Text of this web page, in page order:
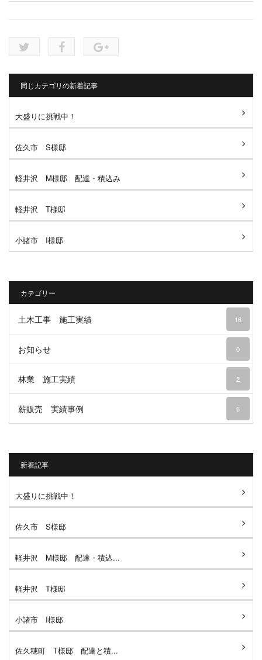
同じカテゴリの新着記事
大盛りに挑戦中！
佐久市 S様邸
軽井沢 M様邸 配達・積込み
軽井沢 T様邸
小諸市 I様邸
カテゴリー
土木工事 施工実績 16
お知らせ 0
林業 施工実績 2
薪販売 実績事例 6
新着記事
大盛りに挑戦中！
佐久市 S様邸
軽井沢 M様邸 配達・積込...
軽井沢 T様邸
小諸市 I様邸
佐久穂町 T様邸 配達と積...